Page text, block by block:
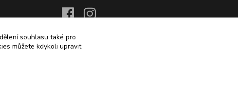
souhlasu také pro
můžete kdykoli upravit